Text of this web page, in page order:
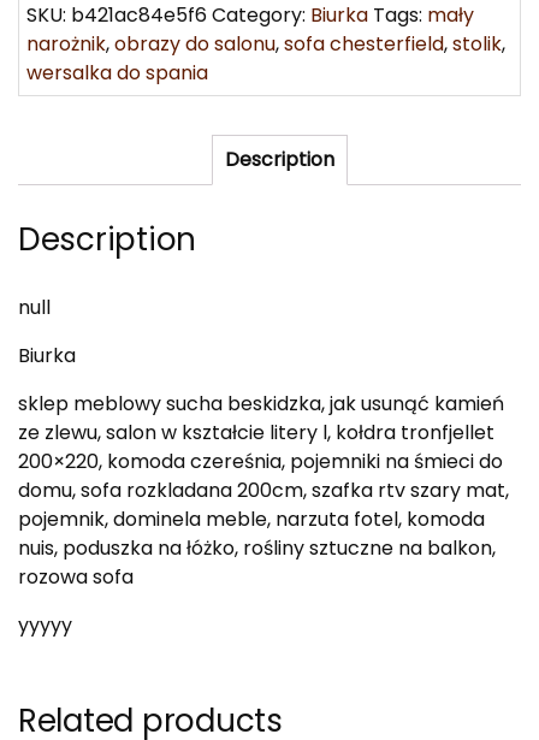
SKU: b421ac84e5f6Category: Biurka Tags: mały
narożnik,obrazy do salonu,sofa chesterfield,stolik,
wersalka do spania
Description
Description
null
Biurka
sklep meblowy sucha beskidzka, jak usunąć kamień
ze zlewu, salon w kształcie litery l, kołdra tronfjellet
200×220, komoda czereśnia, pojemniki na śmieci do
domu, sofa rozkladana 200cm, szafka rtv szary mat,
pojemnik, dominela meble, narzuta fotel, komoda
nuis, poduszka na łóżko, rośliny sztuczne na balkon,
rozowa sofa
yyyyy
Related products